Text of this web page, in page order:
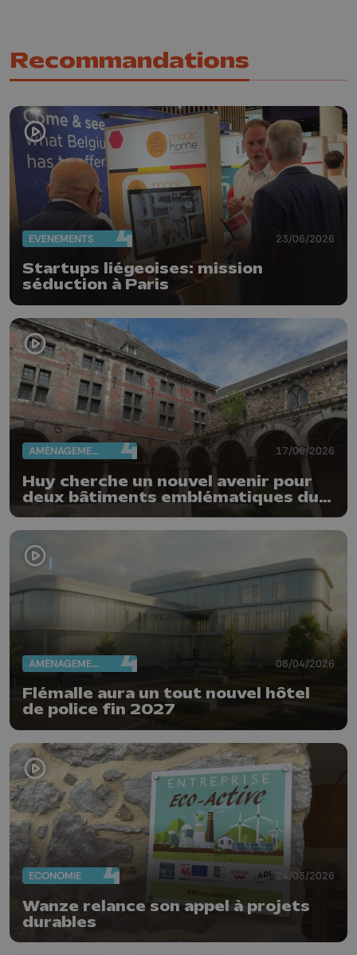
Recommandations
EVÈNEMENTS 23/06/2026
Startups liégeoises: mission
séduction à Paris
AMÉNAGEMENT DU TERRITOIRE 17/06/2026
Huy cherche un nouvel avenir pour
deux bâtiments emblématiques du
Vieux Huy
AMÉNAGEMENT DU TERRITOIRE 08/04/2026
Flémalle aura un tout nouvel hôtel
de police fin 2027
ECONOMIE 24/03/2026
Wanze relance son appel à projets
durables